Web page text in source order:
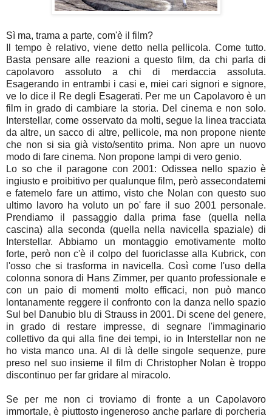
Sì ma, trama a parte, com'è il film?
Il tempo è relativo, viene detto nella pellicola. Come tutto.
Basta pensare alle reazioni a questo film, da chi parla di
capolavoro assoluto a chi di merdaccia assoluta.
Esagerando in entrambi i casi e, miei cari signori e signore,
ve lo dice il Re degli Esagerati. Per me un Capolavoro è un
film in grado di cambiare la storia. Del cinema e non solo.
Interstellar, come osservato da molti, segue la linea tracciata
da altre, un sacco di altre, pellicole, ma non propone niente
che non si sia già visto/sentito prima. Non apre un nuovo
modo di fare cinema. Non propone lampi di vero genio.
Lo so che il paragone con 2001: Odissea nello spazio è
ingiusto e proibitivo per qualunque film, però assecondatemi
e fatemelo fare un attimo, visto che Nolan con questo suo
ultimo lavoro ha voluto un po' fare il suo 2001 personale.
Prendiamo il passaggio dalla prima fase (quella nella
cascina) alla seconda (quella nella navicella spaziale) di
Interstellar. Abbiamo un montaggio emotivamente molto
forte, però non c'è il colpo del fuoriclasse alla Kubrick, con
l'osso che si trasforma in navicella. Così come l'uso della
colonna sonora di Hans Zimmer, per quanto professionale e
con un paio di momenti molto efficaci, non può manco
lontanamente reggere il confronto con la danza nello spazio
Sul bel Danubio blu di Strauss in 2001. Di scene del genere,
in grado di restare impresse, di segnare l'immaginario
collettivo da qui alla fine dei tempi, io in Interstellar non ne
ho vista manco una. Al di là delle singole sequenze, pure
preso nel suo insieme il film di Christopher Nolan è troppo
discontinuo per far gridare al miracolo.
Se per me non ci troviamo di fronte a un Capolavoro
immortale, è piuttosto ingeneroso anche parlare di porcheria